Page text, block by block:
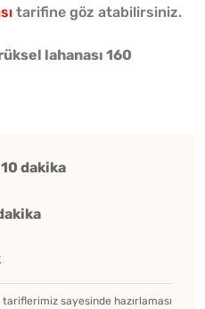
tarifine göz atabilirsiniz.
lahanası 160
10 dakika
sayesinde hazırlaması